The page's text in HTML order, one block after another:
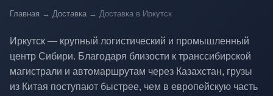
Главная → Доставка → Доставка в Иркутск
Иркутск — крупный логистический и промышленный
центр Сибири. Благодаря близости к транссибирской
магистрали и автомаршрутам через Казахстан, грузы
из Китая поступают быстрее, чем в европейскую часть